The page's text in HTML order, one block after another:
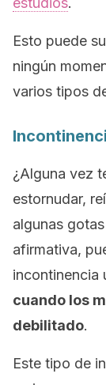
Esto puede
ningún
varios tipos
¿Alguna vez
estornudar,
algunas
afirmativa,
incontinencia
cuando los
debilitado.
Este tipo de